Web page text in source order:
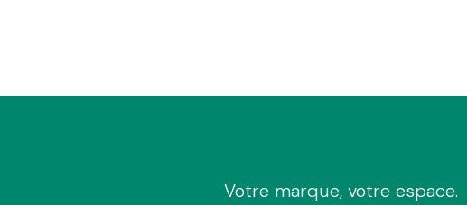
Votre marque, votre espace.